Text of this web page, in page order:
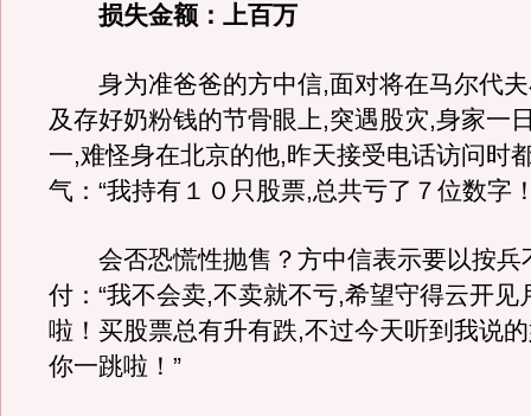
损失金额：上百万
身为准爸爸的方中信,面对将在马尔代夫
及存好奶粉钱的节骨眼上,突遇股灾,身家一
一,难怪身在北京的他,昨天接受电话访问时
气：“我持有１０只股票,总共亏了７位数字
会否恐慌性抛售？方中信表示要以按兵
付：“我不会卖,不卖就不亏,希望守得云开见
啦！买股票总有升有跌,不过今天听到我说
你一跳啦！”